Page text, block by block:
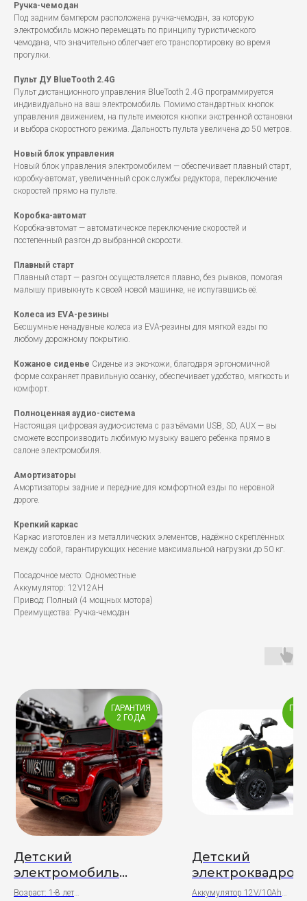
Ручка-чемодан
Под задним бампером расположена ручка-чемодан, за которую
электромобиль можно перемещать по принципу туристического
чемодана, что значительно облегчает его транспортировку во время
прогулки.
Пульт ДУ BlueTooth 2.4G
Пульт дистанционного управления BlueTooth 2.4G программируется
индивидуально на ваш электромобиль. Помимо стандартных кнопок
управления движением, на пульте имеются кнопки экстренной остановки
и выбора скоростного режима. Дальность пульта увеличена до 50 метров.
Новый блок управления
Новый блок управления электромобилем — обеспечивает плавный старт,
коробку-автомат, увеличенный срок службы редуктора, переключение
скоростей прямо на пульте.
Коробка-автомат
Коробка-автомат — автоматическое переключение скоростей и
постепенный разгон до выбранной скорости.
Плавный старт
Плавный старт — разгон осуществляется плавно, без рывков, помогая
малышу привыкнуть к своей новой машинке, не испугавшись её.
Колеса из EVA-резины
Бесшумные ненадувные колеса из EVA-резины для мягкой езды по
любому дорожному покрытию.
Кожаное сиденье Сиденье из эко-кожи, благодаря эргономичной
форме сохраняет правильную осанку, обеспечивает удобство, мягкость и
комфорт.
Полноценная аудио-система
Настоящая цифровая аудио-система с разъёмами USB, SD, AUX — вы
сможете воспроизводить любимую музыку вашего ребенка прямо в
салоне электромобиля.
Амортизаторы
Амортизаторы задние и передние для комфортной езды по неровной
дороге.
Крепкий каркас
Каркас изготовлен из металлических элементов, надёжно скреплённых
между собой, гарантирующих несение максимальной нагрузки до 50 кг.
Посадочное место: Одноместные
Аккумулятор: 12V12AH
Привод: Полный (4 мощных мотора)
Преимущества: Ручка-чемодан
ГАРАНТИЯ
2 ГОДА
Детский
электромобиль
Mercedes-Benz G63
Возраст: 1-8 лет
Детский
BRP Can-Am
Аккумулятор 12V/10Ah